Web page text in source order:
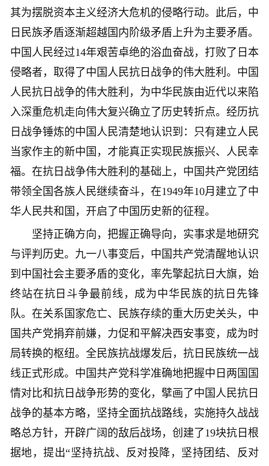
其为摆脱资本主义经济大危机的侵略行动。此后，中
日民族矛盾逐渐超越国内阶级矛盾上升为主要矛盾。
中国人民经过14年艰苦卓绝的浴血奋战，打败了日本
侵略者，取得了中国人民抗日战争的伟大胜利。中国
人民抗日战争的伟大胜利，为中华民族由近代以来陷
入深重危机走向伟大复兴确立了历史转折点。经历抗
日战争锤炼的中国人民清楚地认识到：只有建立人民
当家作主的新中国，才能真正实现民族振兴、人民幸
福。在抗日战争伟大胜利的基础上，中国共产党团结
带领全国各族人民继续奋斗，在1949年10月建立了中
华人民共和国，开启了中国历史新的征程。
坚持正确方向，把握正确导向，实事求是地研究
与评判历史。九一八事变后，中国共产党清醒地认识
到中国社会主要矛盾的变化，率先擎起抗日大旗，始
终站在抗日斗争最前线，成为中华民族的抗日先锋
队。在关系国家危亡、民族存续的重大历史关头，中
国共产党捐弃前嫌，力促和平解决西安事变，成为时
局转换的枢纽。全民族抗战爆发后，抗日民族统一战
线正式形成。中国共产党科学准确地把握中日两国国
情对比和抗日战争形势的变化，擘画了中国人民抗日
战争的基本方略，坚持全面抗战路线，实施持久战战
略总方针，开辟广阔的敌后战场，创建了19块抗日根
据地，提出“坚持抗战、反对投降，坚持团结、反对